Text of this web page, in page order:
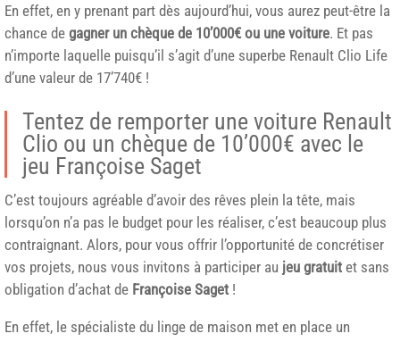
En effet, en y prenant part dès aujourd’hui, vous aurez peut-être la
chance de gagner un chèque de 10’000€ ou une voiture. Et pas
n’importe laquelle puisqu’il s’agit d’une superbe Renault Clio Life
d’une valeur de 17’740€ !
Tentez de remporter une voiture Renault
Clio ou un chèque de 10’000€ avec le
jeu Françoise Saget
C’est toujours agréable d’avoir des rêves plein la tête, mais
lorsqu’on n’a pas le budget pour les réaliser, c’est beaucoup plus
contraignant. Alors, pour vous offrir l’opportunité de concrétiser
vos projets, nous vous invitons à participer au jeu gratuit et sans
obligation d’achat de Françoise Saget !
En effet, le spécialiste du linge de maison met en place un